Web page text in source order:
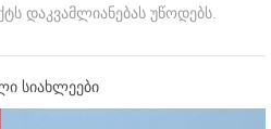
დაკვამლიანებას უწოდებს.
სიახლეები